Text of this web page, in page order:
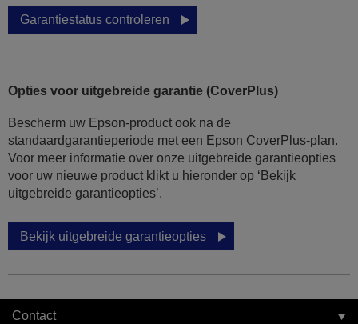
Garantiestatus controleren
Opties voor uitgebreide garantie (CoverPlus)
Bescherm uw Epson-product ook na de
standaardgarantieperiode met een Epson CoverPlus-plan.
Voor meer informatie over onze uitgebreide garantieopties
voor uw nieuwe product klikt u hieronder op ‘Bekijk
uitgebreide garantieopties’.
Bekijk uitgebreide garantieopties
Contact